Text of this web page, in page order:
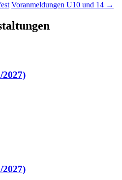
Voranmeldungen U10 und 14 →
2027)
2027)